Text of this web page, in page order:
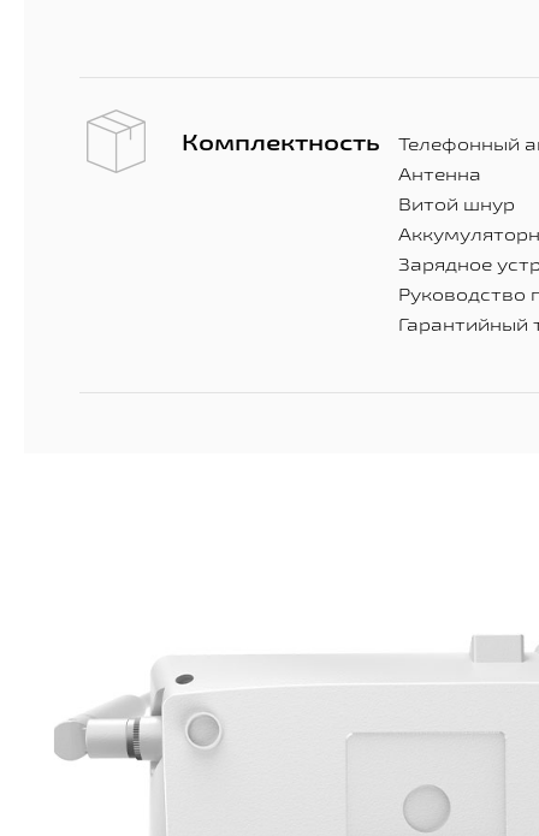
Комплектность
Телефонный
Антенна
Витой шнур
Зарядное
Руководство
Гарантийный